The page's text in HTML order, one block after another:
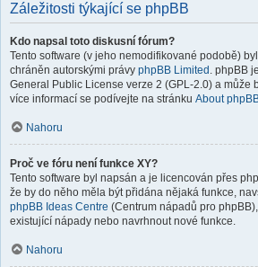
Záležitosti týkající se phpBB
Kdo napsal toto diskusní fórum?
Tento software (v jeho nemodifikované podobě)
chráněn autorskými právy phpBB Limited . phpBB
General Public License verze 2 (GPL-2.0) a může
více informací se podívejte na stránku About
Nahoru
Proč ve fóru není funkce XY?
Tento software byl napsán a je licencován přes
že by do něho měla být přidána nějaká funkce,
phpBB Ideas Centre (Centrum nápadů pro
existující nápady nebo navrhnout nové funkce.
Nahoru